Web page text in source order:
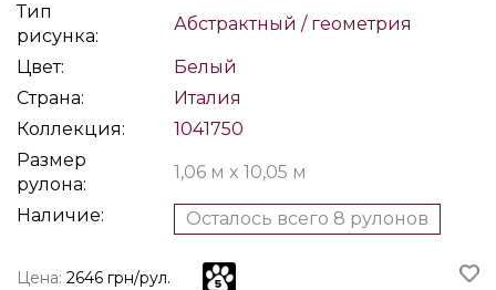
Тип
рисунка:
Абстрактный / геометрия
Цвет:
Белый
Страна:
Италия
Коллекция:
1041750
Размер
рулона:
1,06 м x 10,05 м
Наличие: Осталось всего 8 рулонов
Цена: 2646 грн/рул.